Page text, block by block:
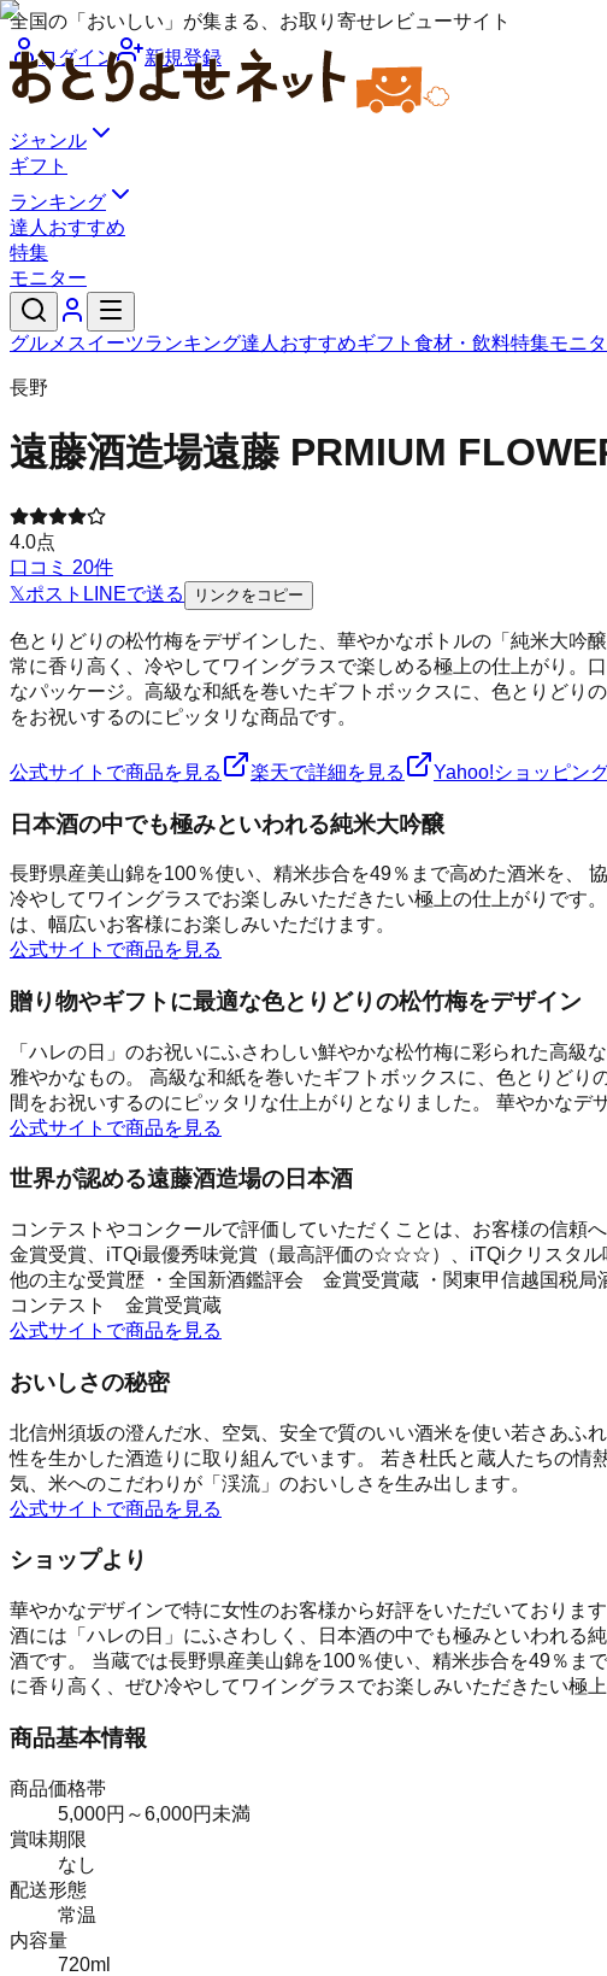
全国の「おいしい」が集まる、お取り寄せレビューサイト
ログイン
新規登録
ジャンル
ギフト
ランキング
達人おすすめ
特集
モニター
グルメ スイーツランキング達人おすすめギフト 食材・飲料特集モニ
長野
遠藤酒造場遠藤 PRMIUM
4.0点
口コミ 20件
𝕏ポスト LINEで送る リンクをコピー
色とりどりの松竹梅をデザインした、華やかなボトルの「純米大吟
常に香り高く、冷やしてワイングラスで楽しめる極上の仕上がり。
なパッケージ。高級な和紙を巻いたギフトボックスに、色とりどり
をお祝いするのにピッタリな商品です。
公式サイトで商品を見る 楽天で詳細を見る Yahoo!ショッピン
日本酒の中でも極みといわれる純米大吟醸
長野県産美山錦を100％使い、精米歩合を49％まで高めた酒米を、
冷やしてワイングラスでお楽しみいただきたい極上の仕上がりです
は、幅広いお客様にお楽しみいただけます。
公式サイトで商品を見る
贈り物やギフトに最適な色とりどりの松竹梅をデザイン
「ハレの日」のお祝いにふさわしい鮮やかな松竹梅に彩られた高
雅やかなもの。 高級な和紙を巻いたギフトボックスに、色とりど
間をお祝いするのにピッタリな仕上がりとなりました。 華やかなデ
公式サイトで商品を見る
世界が認める遠藤酒造場の日本酒
コンテストやコンクールで評価していただくことは、お客様の信
金賞受賞、iTQi最優秀味覚賞（最高評価の☆☆☆）、iTQiクリスタル
他の主な受賞歴 ・全国新酒鑑評会 金賞受賞蔵 ・関東甲信越国税
コンテスト 金賞受賞蔵
公式サイトで商品を見る
おいしさの秘密
北信州須坂の澄んだ水、空気、安全で質のいい酒米を使い若さあふ
性を生かした酒造りに取り組んでいます。 若き杜氏と蔵人たちの
気、米へのこだわりが「渓流」のおいしさを生み出します。
公式サイトで商品を見る
ショップより
華やかなデザインで特に女性のお客様から好評をいただいておりま
酒には「ハレの日」にふさわしく、日本酒の中でも極みといわれる
酒です。 当蔵では長野県産美山錦を100％使い、精米歩合を49％ま
に香り高く、ぜひ冷やしてワイングラスでお楽しみいただきたい極上
商品基本情報
商品価格帯
5,000円～6,000円未満
賞味期限
なし
配送形態
常温
内容量
720ml